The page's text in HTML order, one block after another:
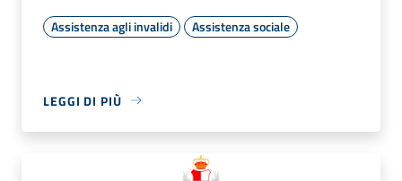
Assistenza agli invalidi Assistenza sociale
LEGGI DI PIÙ